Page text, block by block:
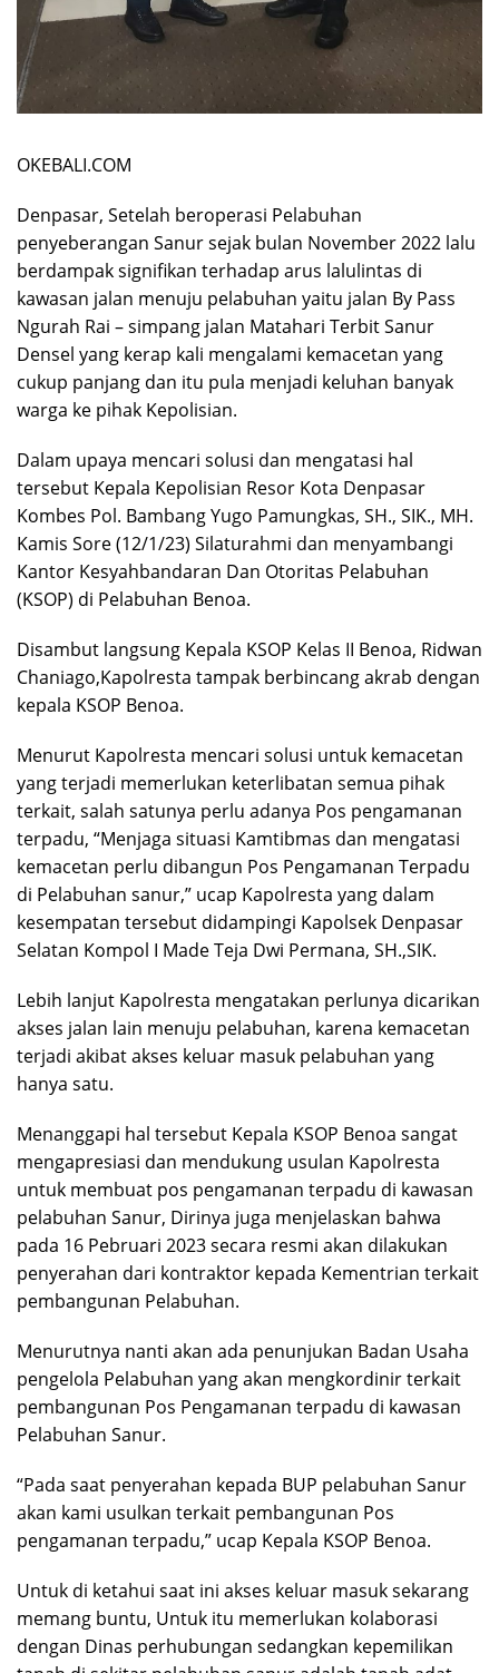
OKEBALI.COM
Denpasar, Setelah beroperasi Pelabuhan
penyeberangan Sanur sejak bulan November 2022 lalu
berdampak signifikan terhadap arus lalulintas di
kawasan jalan menuju pelabuhan yaitu jalan By Pass
Ngurah Rai – simpang jalan Matahari Terbit Sanur
Densel yang kerap kali mengalami kemacetan yang
cukup panjang dan itu pula menjadi keluhan banyak
warga ke pihak Kepolisian.
Dalam upaya mencari solusi dan mengatasi hal
tersebut Kepala Kepolisian Resor Kota Denpasar
Kombes Pol. Bambang Yugo Pamungkas, SH., SIK., MH.
Kamis Sore (12/1/23) Silaturahmi dan menyambangi
Kantor Kesyahbandaran Dan Otoritas Pelabuhan
(KSOP) di Pelabuhan Benoa.
Disambut langsung Kepala KSOP Kelas II Benoa, Ridwan
Chaniago,Kapolresta tampak berbincang akrab dengan
kepala KSOP Benoa.
Menurut Kapolresta mencari solusi untuk kemacetan
yang terjadi memerlukan keterlibatan semua pihak
terkait, salah satunya perlu adanya Pos pengamanan
terpadu, “Menjaga situasi Kamtibmas dan mengatasi
kemacetan perlu dibangun Pos Pengamanan Terpadu
di Pelabuhan sanur,” ucap Kapolresta yang dalam
kesempatan tersebut didampingi Kapolsek Denpasar
Selatan Kompol I Made Teja Dwi Permana, SH.,SIK.
Lebih lanjut Kapolresta mengatakan perlunya dicarikan
akses jalan lain menuju pelabuhan, karena kemacetan
terjadi akibat akses keluar masuk pelabuhan yang
hanya satu.
Menanggapi hal tersebut Kepala KSOP Benoa sangat
mengapresiasi dan mendukung usulan Kapolresta
untuk membuat pos pengamanan terpadu di kawasan
pelabuhan Sanur, Dirinya juga menjelaskan bahwa
pada 16 Pebruari 2023 secara resmi akan dilakukan
penyerahan dari kontraktor kepada Kementrian terkait
pembangunan Pelabuhan.
Menurutnya nanti akan ada penunjukan Badan Usaha
pengelola Pelabuhan yang akan mengkordinir terkait
pembangunan Pos Pengamanan terpadu di kawasan
Pelabuhan Sanur.
“Pada saat penyerahan kepada BUP pelabuhan Sanur
akan kami usulkan terkait pembangunan Pos
pengamanan terpadu,” ucap Kepala KSOP Benoa.
Untuk di ketahui saat ini akses keluar masuk sekarang
memang buntu, Untuk itu memerlukan kolaborasi
dengan Dinas perhubungan sedangkan kepemilikan